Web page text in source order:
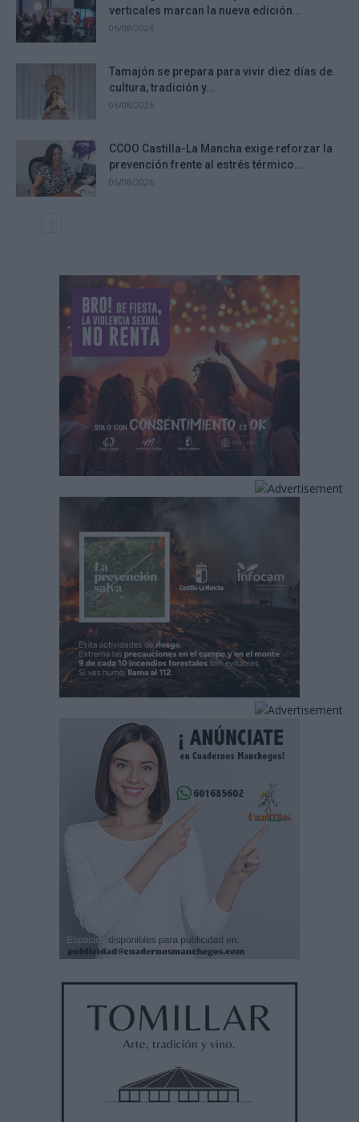
verticales marcan la nueva edición...
06/08/2026
Tamajón se prepara para vivir diez días de
cultura, tradición y...
06/08/2026
CCOO Castilla-La Mancha exige reforzar la
prevención frente al estrés térmico...
06/08/2026